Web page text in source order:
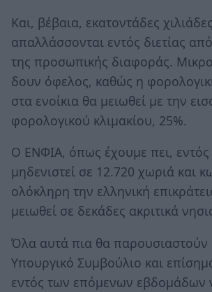
Και, βέβαια, εκατοντάδες
απαλλάσσονται εντός διετίας
της προσωπικής διαφοράς.
δουν όφελος, καθώς η
στα ενοίκια θα μειωθεί με την
φορολογικού κλιμακίου, 25%.
Ο ΕΝΦΙΑ, όπως έχουμε πει, εντός
μηδενιστεί σε 12.720 χωριά και
ολόκληρη την ελληνική
μειωθεί σε δεκάδες ακριτικά
Όλα αυτά πια θα παρουσιαστούν
Υπουργικό Συμβούλιο και
εντός των επόμενων εβδομάδων